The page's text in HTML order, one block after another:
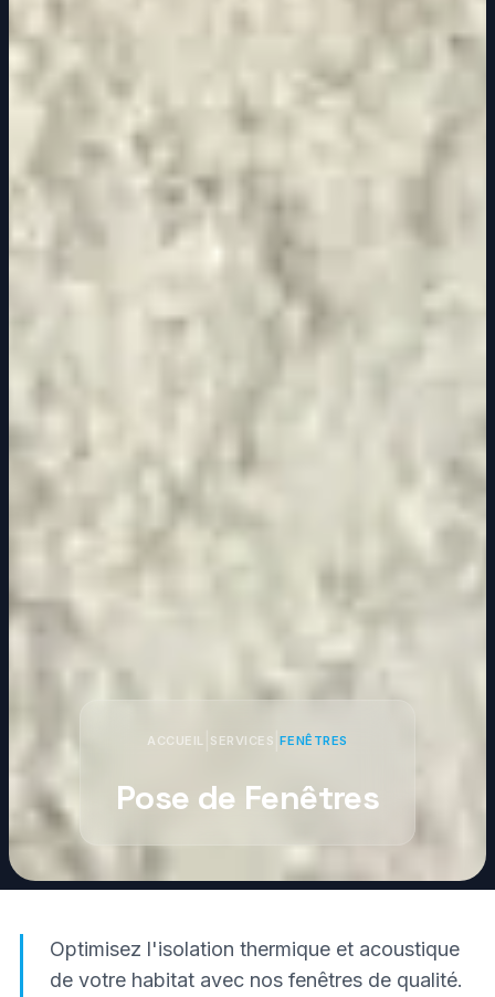
ACCUEIL SERVICES |FENÊTRES
Pose de Fenêtres
Optimisez l'isolation thermique et acoustique
de votre habitat avec nos fenêtres de qualité.